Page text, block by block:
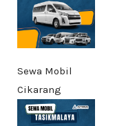
Sewa Mobil
Cikarang